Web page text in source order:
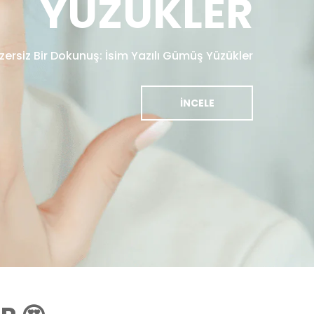
YÜZÜKLER
Bir Dokunuş: İsim Yazılı Gümüş Yüzükler
İNCELE